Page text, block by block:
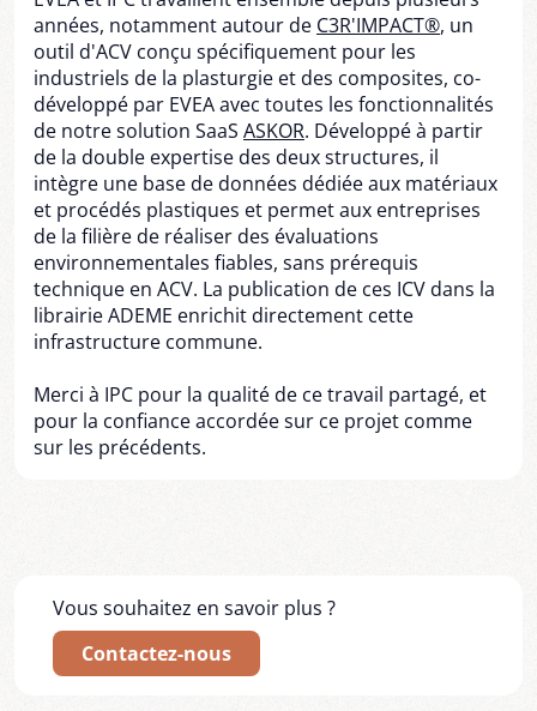
années, notamment autour de C3R'IMPACT®, un
outil d'ACV conçu spécifiquement pour les
industriels de la plasturgie et des composites, co-
développé par EVEA avec toutes les fonctionnalités
de notre solution SaaS ASKOR. Développé à partir
de la double expertise des deux structures, il
intègre une base de données dédiée aux matériaux
et procédés plastiques et permet aux entreprises
de la filière de réaliser des évaluations
environnementales fiables, sans prérequis
technique en ACV. La publication de ces ICV dans la
librairie ADEME enrichit directement cette
infrastructure commune.
Merci à IPC pour la qualité de ce travail partagé, et
pour la confiance accordée sur ce projet comme
sur les précédents.
Vous souhaitez en savoir plus ?
Contactez-nous